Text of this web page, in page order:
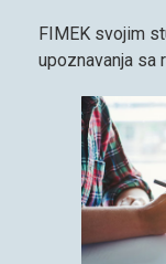
FIMEK svojim
upoznavanja sa